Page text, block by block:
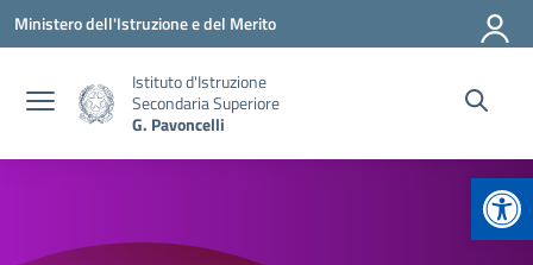
Vai ai contenuti
Vai al menu di navigazione
Vai al footer
Ministero dell'Istruzione e del Merito
Istituto d'Istruzione
Secondaria Superiore
G. Pavoncelli